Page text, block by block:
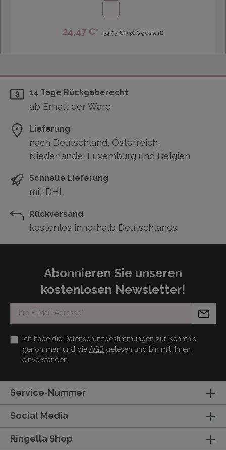
24,47 €* 34,95 €* (30% gespart)
14 Tage Rückgaberecht
ab Erhalt der Ware
Lieferung
nach Deutschland, Österreich,
Niederlande, Luxemburg und Belgien
Schnelle Lieferung
mit DHL
Rückversand
kostenlos innerhalb Deutschlands
Abonnieren Sie unseren
kostenlosen Newsletter!
Ich habe die Datenschutzbestimmungen zur Kenntnis
genommen und die AGB gelesen und bin mit ihnen
einverstanden.
Service-Nummer
Social Media
Ringella Shop